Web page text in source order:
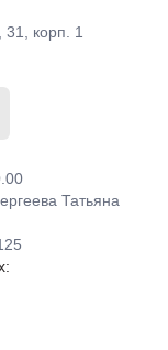
корп. 1
Татьяна